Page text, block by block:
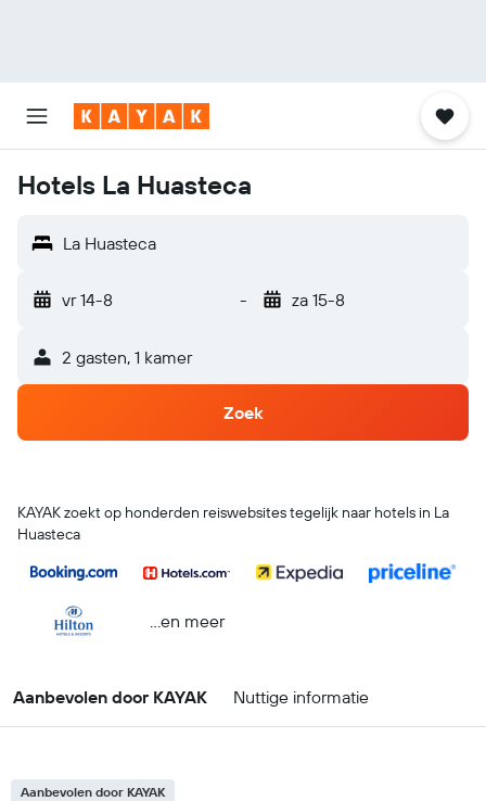
Hotels La Huasteca
La Huasteca
vr 14-8 - za 15-8
2 gasten, 1 kamer
Zoek
KAYAK zoekt op honderden reiswebsites tegelijk naar hotels in La
Huasteca
...en meer
Aanbevolen door KAYAK Nuttige informatie
Aanbevolen door KAYAK